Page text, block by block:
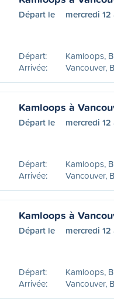
Départ le mercredi
Départ:
Kamloops,
Arrivée:
Vancouver,
Kamloops à
Départ le mercredi
Départ:
Kamloops,
Arrivée:
Vancouver,
Kamloops à
Départ le mercredi
Départ:
Kamloops,
Arrivée:
Vancouver,